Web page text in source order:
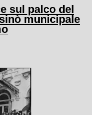
sul palco del
municipale